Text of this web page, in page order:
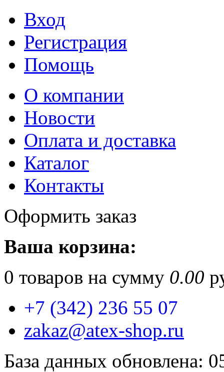
Вход
Регистрация
Помощь
О компании
Новости
Оплата и доставка
Каталог
Контакты
Оформить заказ
Ваша корзина:
0 товаров на сумму 0.00
+7 (342) 236 55 07
zakaz@atex-shop.ru
База данных обновлена: